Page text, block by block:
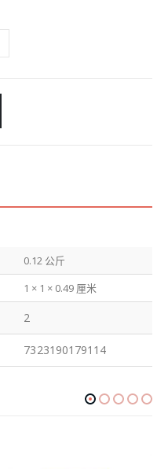
0.12 公斤
1 × 1 × 0.49 厘米
2
7323190179114